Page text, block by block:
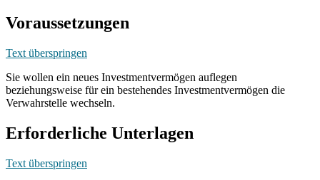
Voraussetzungen
Text überspringen
Sie wollen ein neues Investmentvermögen auflegen
beziehungsweise für ein bestehendes Investmentvermögen die
Verwahrstelle wechseln.
Erforderliche Unterlagen
Text überspringen